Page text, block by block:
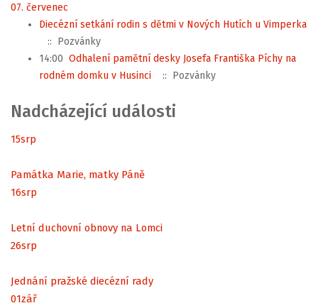
07. červenec
Diecézní setkání rodin s dětmi v Nových Hutích u Vimperka
:: Pozvánky
14:00 Odhalení pamětní desky Josefa Františka Píchy na
rodném domku v Husinci
:: Pozvánky
Nadcházející události
15srp
Památka Marie, matky Páně
16srp
Letní duchovní obnovy na Lomci
26srp
Jednání pražské diecézní rady
01zář